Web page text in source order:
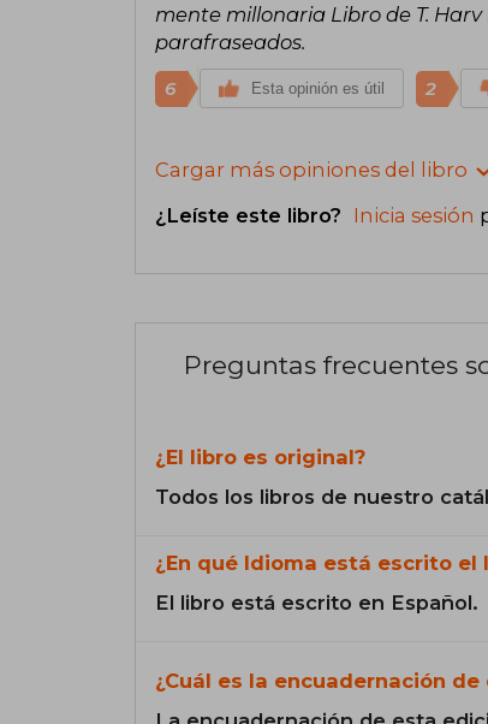
mente millonaria Libro de T.
parafraseados.
6 Esta opinión es útil 2
Cargar más opiniones del libro
¿Leíste este libro? Inicia sesión
Preguntas frecuentes
¿El libro es original?
Todos los libros de nuestro
¿En qué Idioma está escrito el
El libro está escrito en Español.
¿Cuál es la encuadernación de